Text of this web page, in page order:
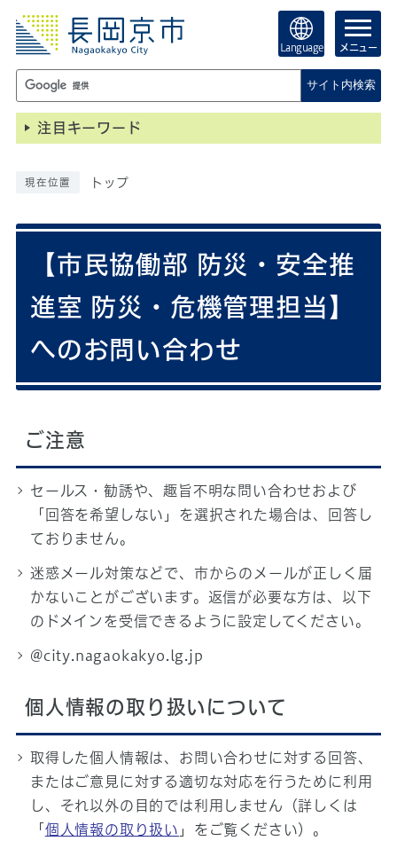
Language メニュー
サイト内検索
注目キーワード
現在位置 トップ
【市民協働部 防災・安全推
進室 防災・危機管理担当】
へのお問い合わせ
ご注意
セールス・勧誘や、趣旨不明な問い合わせおよび
「回答を希望しない」を選択された場合は、回答し
ておりません。
迷惑メール対策などで、市からのメールが正しく届
かないことがございます。返信が必要な方は、以下
のドメインを受信できるように設定してください。
@city.nagaokakyo.lg.jp
個人情報の取り扱いについて
取得した個人情報は、お問い合わせに対する回答、
またはご意見に対する適切な対応を行うために利用
し、それ以外の目的では利用しません（詳しくは
「 個人情報の取り扱い 」をご覧ください）。